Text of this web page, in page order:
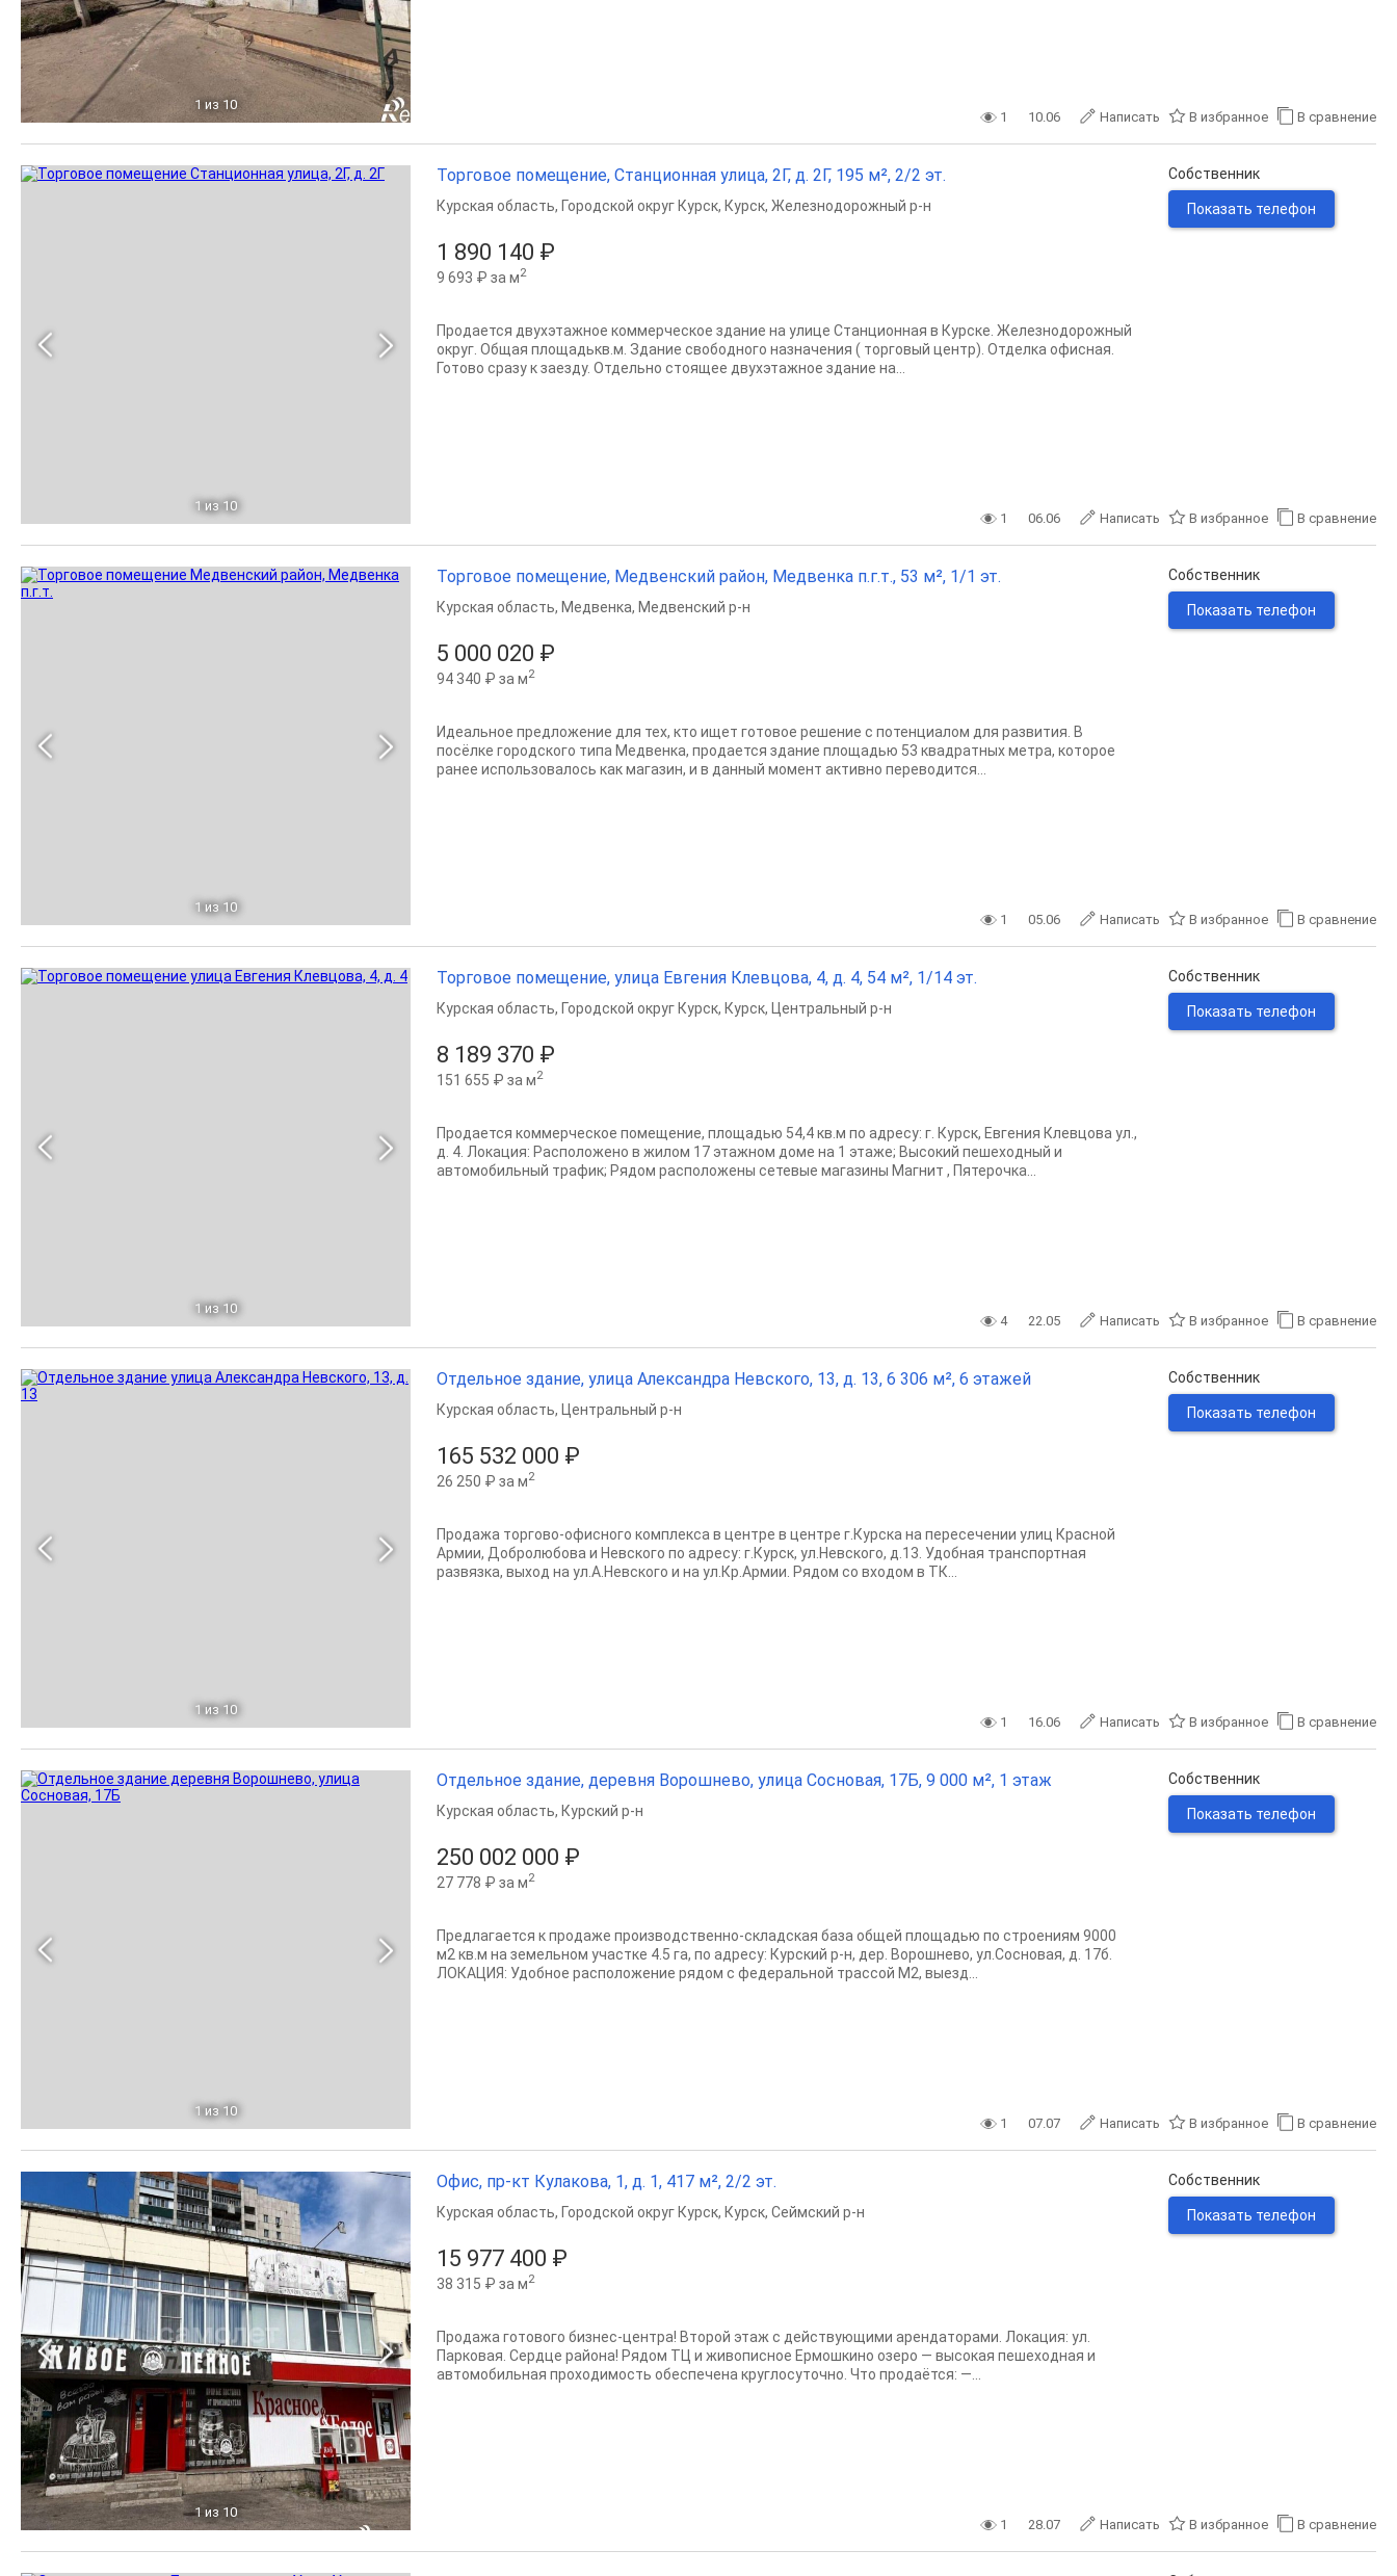
1 из 10
1 10.06 Написать В избранное В сравнение
1 из 10
Торговое помещение, Станционная улица, 2Г, д. 2Г, 195 м², 2/2 эт.
1 890 140 ₽
9 693 ₽ за м2
Курская область, Городской округ Курск, Курск, Железнодорожный р-н
Продается двухэтажное коммерческое здание на улице Станционная в Курске. Железнодорожный
округ. Общая площадькв.м. Здание свободного назначения ( торговый центр). Отделка офисная.
Готово сразу к заезду. Отдельно стоящее двухэтажное здание на...
Собственник
Показать телефон
1 06.06 Написать В избранное В сравнение
1 из 10
Торговое помещение, Медвенский район, Медвенка п.г.т., 53 м², 1/1 эт.
5 000 020 ₽
94 340 ₽ за м2
Курская область, Медвенка, Медвенский р-н
Идеальное предложение для тех, кто ищет готовое решение с потенциалом для развития. В
посёлке городского типа Медвенка, продается здание площадью 53 квадратных метра, которое
ранее использовалось как магазин, и в данный момент активно переводится...
Собственник
Показать телефон
1 05.06 Написать В избранное В сравнение
1 из 10
Торговое помещение, улица Евгения Клевцова, 4, д. 4, 54 м², 1/14 эт.
8 189 370 ₽
151 655 ₽ за м2
Курская область, Городской округ Курск, Курск, Центральный р-н
Продается коммерческое помещение, площадью 54,4 кв.м по адресу: г. Курск, Евгения Клевцова ул.,
д. 4. Локация: Расположено в жилом 17 этажном доме на 1 этаже; Высокий пешеходный и
автомобильный трафик; Рядом расположены сетевые магазины Магнит , Пятерочка...
Собственник
Показать телефон
4 22.05 Написать В избранное В сравнение
1 из 10
Отдельное здание, улица Александра Невского, 13, д. 13, 6 306 м², 6 этажей
165 532 000 ₽
26 250 ₽ за м2
Курская область, Центральный р-н
Продажа торгово-офисного комплекса в центре в центре г.Курска на пересечении улиц Красной
Армии, Добролюбова и Невского по адресу: г.Курск, ул.Невского, д.13. Удобная транспортная
развязка, выход на ул.А.Невского и на ул.Кр.Армии. Рядом со входом в ТК...
Собственник
Показать телефон
1 16.06 Написать В избранное В сравнение
1 из 10
Отдельное здание, деревня Ворошнево, улица Сосновая, 17Б, 9 000 м², 1 этаж
250 002 000 ₽
27 778 ₽ за м2
Курская область, Курский р-н
Предлагается к продаже производственно-складская база общей площадью по строениям 9000
м2 кв.м на земельном участке 4.5 га, по адресу: Курский р-н, дер. Ворошнево, ул.Сосновая, д. 17б.
ЛОКАЦИЯ: Удобное расположение рядом с федеральной трассой М2, выезд...
Собственник
Показать телефон
1 07.07 Написать В избранное В сравнение
1 из 10
Офис, пр-кт Кулакова, 1, д. 1, 417 м², 2/2 эт.
15 977 400 ₽
38 315 ₽ за м2
Курская область, Городской округ Курск, Курск, Сеймский р-н
Продажа готового бизнес-центра! Второй этаж с действующими арендаторами. Локация: ул.
Парковая. Сердце района! Рядом ТЦ и живописное Ермошкино озеро — высокая пешеходная и
автомобильная проходимость обеспечена круглосуточно. Что продаётся: —...
Собственник
Показать телефон
1 28.07 Написать В избранное В сравнение